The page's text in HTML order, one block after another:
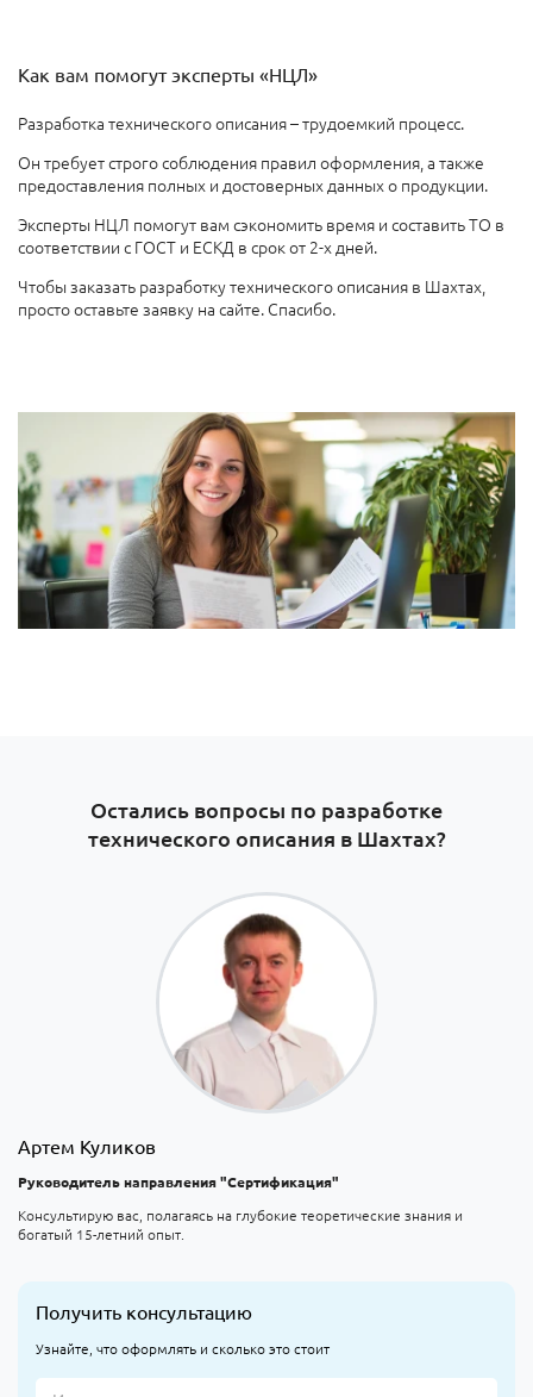
Как вам помогут эксперты «НЦЛ»
Разработка технического описания – трудоемкий процесс.
Он требует строго соблюдения правил оформления, а также
предоставления полных и достоверных данных о продукции.
Эксперты НЦЛ помогут вам сэкономить время и составить ТО в
соответствии с ГОСТ и ЕСКД в срок от 2-х дней.
Чтобы заказать разработку технического описания в Шахтах,
просто оставьте заявку на сайте. Спасибо.
Остались вопросы по разработке
технического описания в Шахтах?
Артем Куликов
Руководитель направления "Сертификация"
Консультирую вас, полагаясь на глубокие теоретические знания и
богатый 15-летний опыт.
Получить консультацию
Узнайте, что оформлять и сколько это стоит